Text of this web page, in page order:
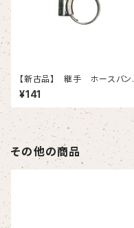
【新古品】 継手 ホースバン
ド 0 15個入りセット
¥141
その他の商品